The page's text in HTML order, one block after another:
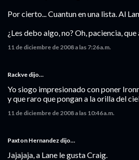
Por cierto... Cuantun en una lista. Al
¿Les debo algo, no? Oh, paciencia,
11 de diciembre de 2008 a las 7:26 a.m.
Rackve dijo…
Yo siogo impresionado con poner
y que raro que pongan a la orilla del
11 de diciembre de 2008 a las 10:46 a.m.
Paxton Hernandez dijo…
Jajajaja, a Lane le gusta Craig.